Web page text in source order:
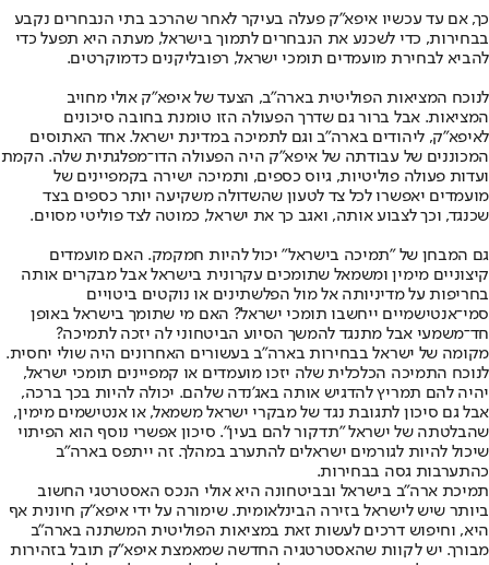
כך, אם עד עכשיו איפא"ק פעלה בעיקר לאחר שהרכב בתי הנבחרים נקבע
בבחירות, כדי לשכנע את הנבחרים לתמוך בישראל, מעתה היא תפעל כדי
להביא לבחירת מועמדים תומכי ישראל, רפובליקנים כדמוקרטים.
לנוכח המציאות הפוליטית בארה"ב, הצעד של איפא"ק אולי מחויב
המציאות. אבל ברור גם שדרך הפעולה הזו טומנת בחובה סיכונים
לאיפא"ק, ליהודים בארה"ב וגם לתמיכה במדינת ישראל. אחד האתוסים
המכוננים של עבודתה של איפא"ק היה הפעולה הדו־מפלגתית שלה. הקמת
ועדות פעולה פוליטיות, גיוס כספים, ותמיכה ישירה בקמפיינים של
מועמדים יאפשרו לכל צד לטעון שהשדולה משקיעה יותר כספים בצד
שכנגד, וכך לצבוע אותה, ואגב כך את ישראל, כמוטה לצד פוליטי מסוים.
גם המבחן של "תמיכה בישראל" יכול להיות חמקמק. האם מועמדים
קיצוניים מימין ומשמאל שתומכים עקרונית בישראל אבל מבקרים אותה
בחריפות על מדיניותה אל מול הפלשתינים או נוקטים ביטויים
סמי־אנטישמיים ייחשבו תומכי ישראל? האם מי שתומך בישראל באופן
חד־משמעי אבל מתנגד להמשך הסיוע הביטחוני לה יזכה לתמיכה?
מקומה של ישראל בבחירות בארה"ב בעשורים האחרונים היה שולי יחסית.
לנוכח התמיכה הכלכלית שלה יזכו מועמדים או קמפיינים תומכי ישראל,
יהיה להם תמריץ להדגיש אותה באג'נדה שלהם. יכולה להיות בכך ברכה,
אבל גם סיכון לתגובת נגד של מבקרי ישראל משמאל, או אנטישמים מימין,
שהבלטתה של ישראל "תדקור להם בעין". סיכון אפשרי נוסף הוא הפיתוי
שיכול להיות לגורמים ישראלים להתערב במהלך. זה ייתפס בארה"ב
כהתערבות גסה בבחירות.
תמיכת ארה"ב בישראל ובביטחונה היא אולי הנכס האסטרטגי החשוב
ביותר שיש לישראל בזירה הבינלאומית. שימורה על ידי איפא"ק חיונית אף
היא, וחיפוש דרכים לעשות זאת במציאות הפוליטית המשתנה בארה"ב
מבורך. יש לקוות שהאסטרטגיה החדשה שמאמצת איפא"ק תובל בזהירות